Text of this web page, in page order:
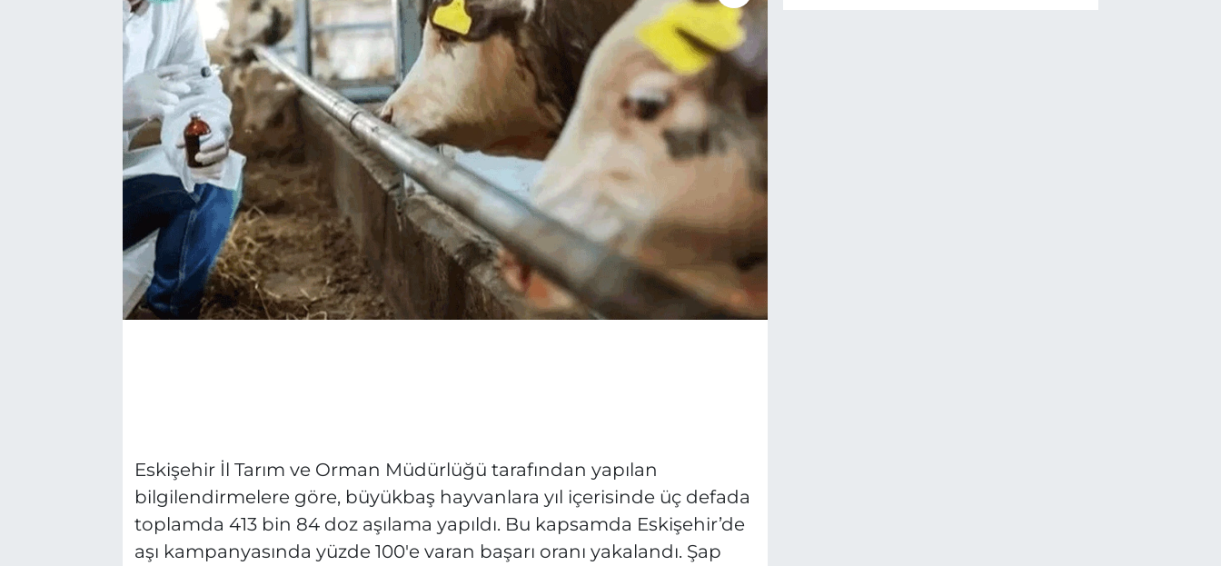
Eskişehir İl Tarım ve Orman Müdürlüğü tarafından yapılan
bilgilendirmelere göre, büyükbaş hayvanlara yıl içerisinde üç defada
toplamda 413 bin 84 doz aşılama yapıldı. Bu kapsamda Eskişehir’de
aşı kampanyasında yüzde 100'e varan başarı oranı yakalandı. Şap
RESMİ İLAN